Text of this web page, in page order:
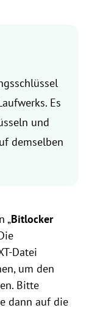
Es
und
demselben
„Bitlocker
Datei
um den
Bitte
dann auf die